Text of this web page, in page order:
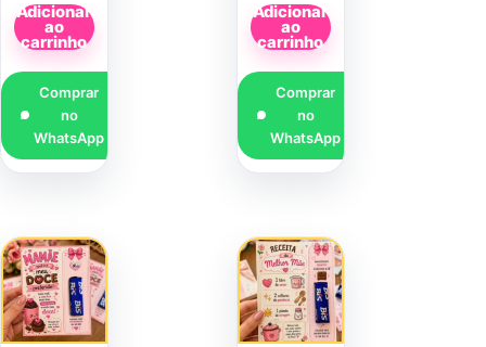
Adicionar
ao
carrinho
Comprar
no
WhatsApp
Adicionar
ao
carrinho
Comprar
no
WhatsApp